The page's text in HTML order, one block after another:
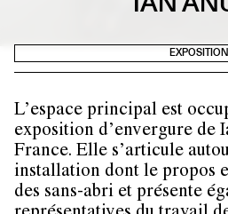
EXPOSITION
L’espace principal est
exposition d’envergure de
France. Elle s’articule
installation dont le propos
des sans-abri et présente